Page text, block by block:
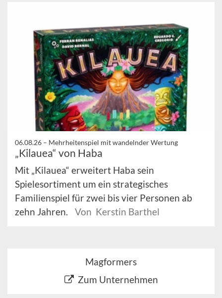
06.08.26 – Mehrheitenspiel mit wandelnder Wertung
„Kilauea“ von Haba
Mit „Kilauea“ erweitert Haba sein
Spielesortiment um ein strategisches
Familienspiel für zwei bis vier Personen ab
zehn Jahren.
Von Kerstin Barthel
Magformers
Zum Unternehmen